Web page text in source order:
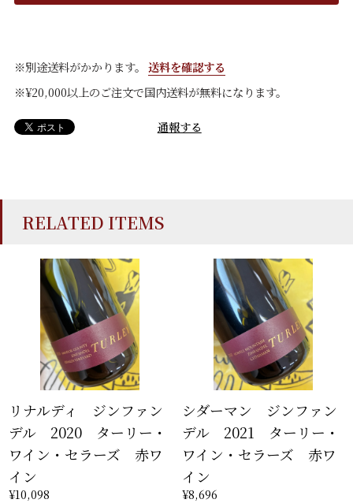
※別途送料がかかります。 送料を確認する
※¥20,000以上のご注文で国内送料が無料になります。
通報する
RELATED ITEMS
リナルディ ジンファン
デル 2020 ターリー・
ワイン・セラーズ 赤ワ
イン
¥10,098
シダーマン ジンファン
デル 2021 ターリー・
ワイン・セラーズ 赤ワ
イン
¥8,696